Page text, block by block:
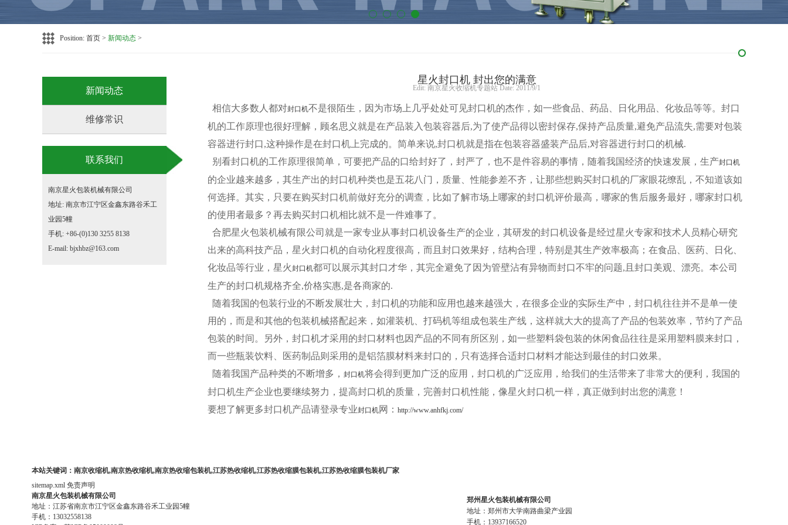
Position: 首页 > 新闻动态 >
星火封口机 封出您的满意
Edit: 南京星火收缩机专题站 Date: 2011/9/1
相信大多数人都对封口机不是很陌生，因为市场上几乎处处可见封口机的杰作，如一些食品、药品、日化用品、化妆品等等。封口
机的工作原理也很好理解，顾名思义就是在产品装入包装容器后,为了使产品得以密封保存,保持产品质量,避免产品流失,需要对包装
容器进行封口,这种操作是在封口机上完成的。简单来说,封口机就是指在包装容器盛装产品后,对容器进行封口的机械.
别看封口机的工作原理很简单，可要把产品的口给封好了，封严了，也不是件容易的事情，随着我国经济的快速发展，生产封口机
的企业越来越多，其生产出的封口机种类也是五花八门，质量、性能参差不齐，让那些想购买封口机的厂家眼花缭乱，不知道该如
何选择。其实，只要在购买封口机前做好充分的调查，比如了解市场上哪家的封口机评价最高，哪家的售后服务最好，哪家封口机
的使用者最多？再去购买封口机相比就不是一件难事了。
合肥星火包装机械有限公司就是一家专业从事封口机设备生产的企业，其研发的封口机设备是经过星火专家和技术人员精心研究
出来的高科技产品，星火封口机的自动化程度很高，而且封口效果好，结构合理，特别是其生产效率极高；在食品、医药、日化、
化妆品等行业，星火封口机都可以展示其封口才华，其完全避免了因为管壁沾有异物而封口不牢的问题,且封口美观、漂亮。本公司
生产的封口机规格齐全,价格实惠,是各商家的.
随着我国的包装行业的不断发展壮大，封口机的功能和应用也越来越强大，在很多企业的实际生产中，封口机往往并不是单一使
用的，而是和其他的包装机械搭配起来，如灌装机、打码机等组成包装生产线，这样就大大的提高了产品的包装效率，节约了产品
包装的时间。另外，封口机才采用的封口材料也因产品的不同有所区别，如一些塑料袋包装的休闲食品往往是采用塑料膜来封口，
而一些瓶装饮料、医药制品则采用的是铝箔膜材料来封口的，只有选择合适封口材料才能达到最佳的封口效果。
随着我国产品种类的不断增多， 封口机将会得到更加广泛的应用，封口机的广泛应用，给我们的生活带来了非常大的便利，我国的
封口机生产企业也要继续努力，提高封口机的质量，完善封口机性能，像星火封口机一样，真正做到封出您的满意！
要想了解更多封口机产品请登录专业封口机网： http://www.anhfkj.com/
新闻动态
维修常识
联系我们
南京星火包装机械有限公司
地址: 南京市江宁区金鑫东路谷禾工
业园5幢
手机: +86-(0)130 3255 8138
E-mail: bjxhbz@163.com
本站关键词：南京收缩机,南京热收缩机,南京热收缩包装机,江苏热收缩机,江苏热收缩膜包装机,江苏热收缩膜包装机厂家
sitemap.xml 免责声明
南京星火包装机械有限公司
地址：江苏省南京市江宁区金鑫东路谷禾工业园5幢
手机：13032558138
郑州星火包装机械有限公司
地址：郑州市大学南路曲梁产业园
手机：13937166520